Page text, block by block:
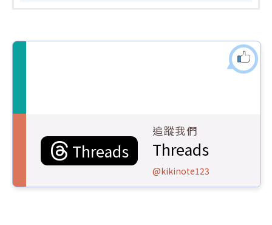
Threads
追蹤我們
Threads
@kikinote123